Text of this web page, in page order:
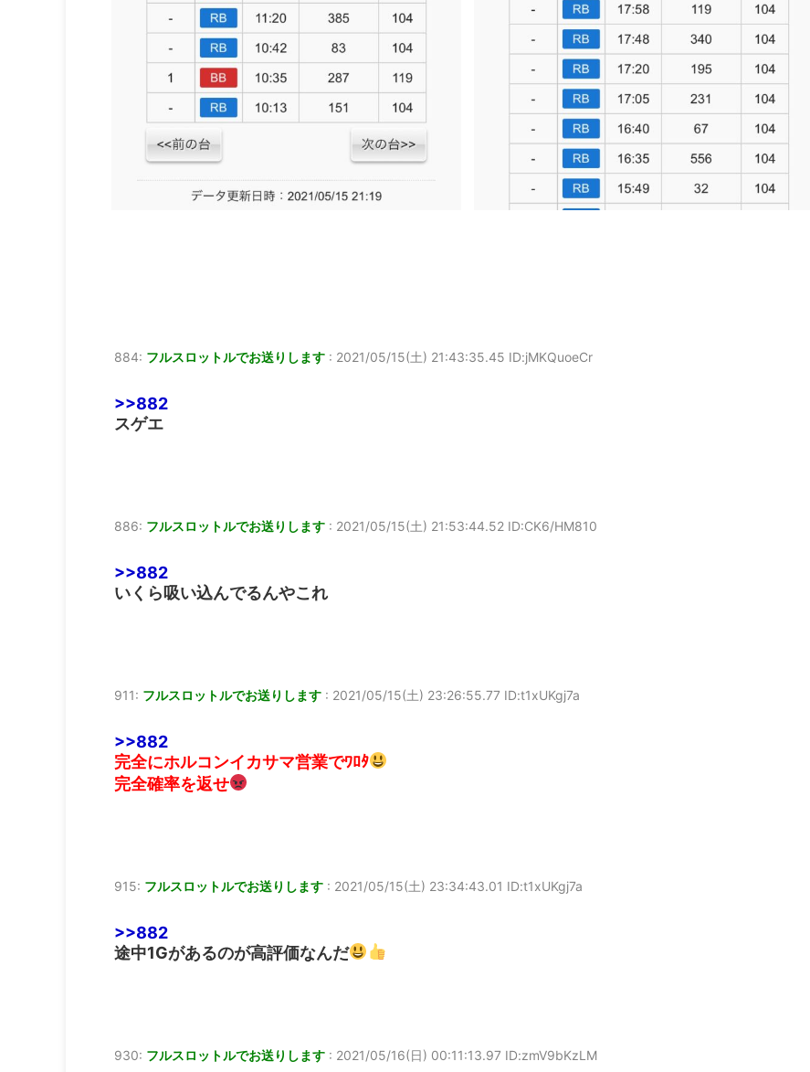
884: フルスロットルでお送りします : 2021/05/15(土) 21:43:35.45 ID:jMKQuoeCr
>>882
スゲエ
886: フルスロットルでお送りします : 2021/05/15(土) 21:53:44.52 ID:CK6/HM810
>>882
いくら吸い込んでるんやこれ
911: フルスロットルでお送りします : 2021/05/15(土) 23:26:55.77 ID:t1xUKgj7a
>>882
完全にホルコンイカサマ営業でﾜﾛﾀ
完全確率を返せ
915: フルスロットルでお送りします : 2021/05/15(土) 23:34:43.01 ID:t1xUKgj7a
>>882
途中1Gがあるのが高評価なんだ
930: フルスロットルでお送りします : 2021/05/16(日) 00:11:13.97 ID:zmV9bKzLM